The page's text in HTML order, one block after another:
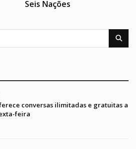
Seis Nações
conversas ilimitadas e gratuitas a
feira